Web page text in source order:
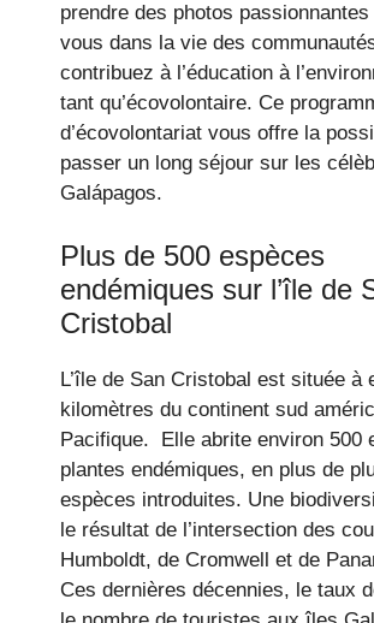
prendre des photos
vous dans la vie des
contribuez à l’éducation à
tant qu’écovolontaire. Ce
d’écovolontariat vous offre la
passer un long séjour sur les
Galápagos.
Plus de 500 espèces
endémiques sur l’île de
Cristobal
L’île de San Cristobal est située à
kilomètres du continent sud
Pacifique. Elle abrite environ 500
plantes endémiques, en plus de
espèces introduites. Une
le résultat de l’intersection des
Humboldt, de Cromwell et de
Ces dernières décennies, le taux